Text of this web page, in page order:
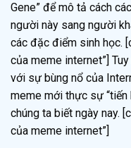
Gene” để mô tả cách
người này sang người
các đặc điểm sinh học.
của meme internet”]
với sự bùng nổ của
meme mới thực sự “tiến
chúng ta biết ngày nay.
của meme internet”]